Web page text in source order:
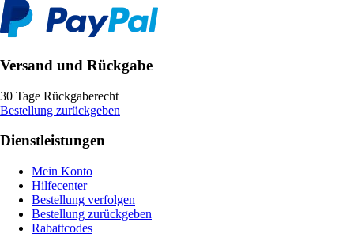
Versand und Rückgabe
30 Tage Rückgaberecht
Bestellung zurückgeben
Dienstleistungen
Mein Konto
Hilfecenter
Bestellung verfolgen
Bestellung zurückgeben
Rabattcodes